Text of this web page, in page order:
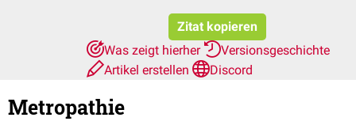
Zitat kopieren
Was zeigt hierher
Versionsgeschichte
Artikel erstellen
Discord
Metropathie